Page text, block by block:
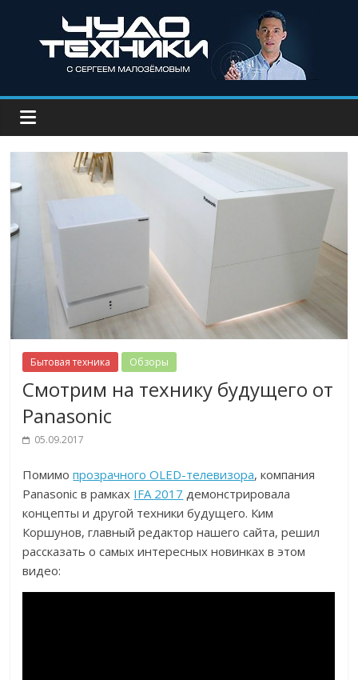
Бытовая техника Обзоры
Смотрим на технику будущего от
Panasonic
05.09.2017
Помимопрозрачного OLED-телевизора, компания
Panasonic в рамках IFA 2017 демонстрировала
концепты и другой техники будущего. Ким
Коршунов, главный редактор нашего сайта, решил
рассказать о самых интересных новинках в этом
видео: